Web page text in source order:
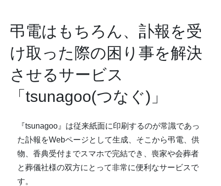
弔電はもちろん、訃報を受
け取った際の困り事を解決
させるサービス
「tsunagoo(つなぐ)」
『tsunagoo』は従来紙面に印刷するのが常識であっ
た訃報をWebページとして生成、そこから弔電、供
物、香典受付までスマホで完結でき、喪家や会葬者
と葬儀社様の双方にとって非常に便利なサービスで
す。